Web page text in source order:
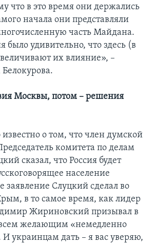
что в это время они держались
начала они представляли
часть Майдана.
было удивительно, что здесь (в
их влияние», –
Москвы, потом – решения
известно о том, что член думской
комитета по делам
сказал, что Россия будет
население
Слуцкий сделал во
в то самое время, как лидер
Жириновский призывал в
желающим «немедленно
И украинцам дать – я вас уверяю,